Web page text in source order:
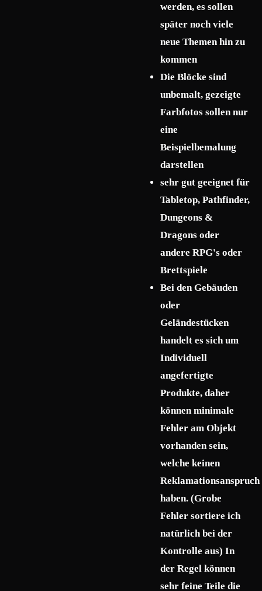
werden, es sollen
später noch viele
neue Themen hin zu
kommen
Die Blöcke sind
unbemalt, gezeigte
Farbfotos sollen nur
eine
Beispielbemalung
darstellen
sehr gut geeignet für
Tabletop, Pathfinder,
Dungeons &
Dragons oder
andere RPG's oder
Brettspiele
Bei den Gebäuden
oder
Geländestücken
handelt es sich um
Individuell
angefertigte
Produkte, daher
können minimale
Fehler am Objekt
vorhanden sein,
welche keinen
Reklamationsanspruch
haben. (Grobe
Fehler sortiere ich
natürlich bei der
Kontrolle aus) In
der Regel können
sehr feine Teile die